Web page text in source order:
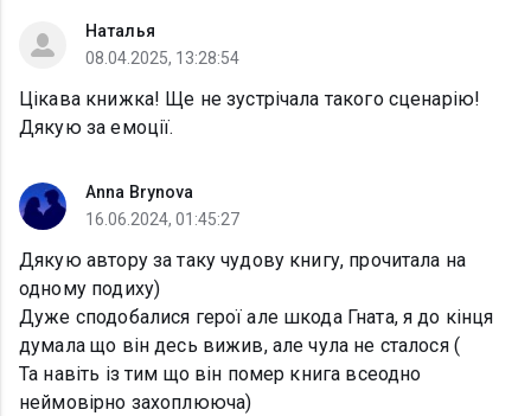
Наталья
08.04.2025, 13:28:54
Цікава книжка! Ще не зустрічала такого сценарію!
Дякую за емоції.
Anna Brynova
16.06.2024, 01:45:27
Дякую автору за таку чудову книгу, прочитала на
одному подиху)
Дуже сподобалися герої але шкода Гната, я до кінця
думала що він десь вижив, але чула не сталося (
Та навіть із тим що він помер книга всеодно
неймовірно захоплююча)